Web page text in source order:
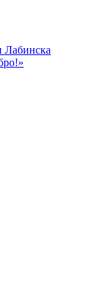
Лабинска